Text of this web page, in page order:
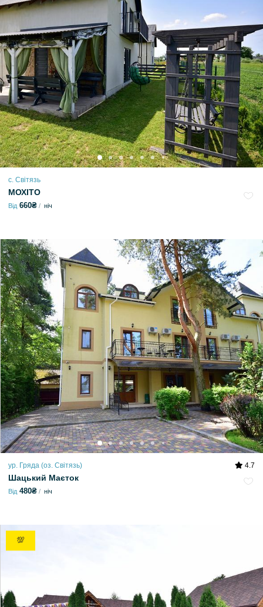
с. Світязь
МОХІТО
Від 660₴ ніч
ур. Гряда (оз. Світязь) 4.7
Шацький Маєток
Від 480₴ ніч
💯